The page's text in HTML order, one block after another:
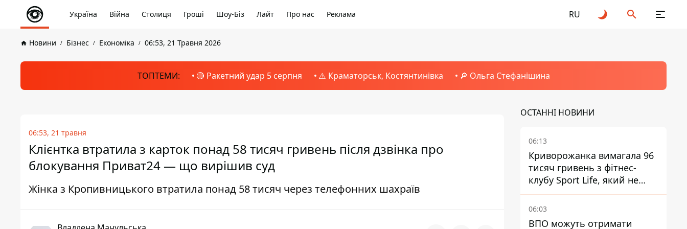
Україна Війна Столиця Гроші Шоу-Біз Лайт Про нас Реклама RU
Новини Бізнес Економіка 06:53, 21 Травня 2026
ТОПТЕМИ: 🔴 Ракетний удар 5 серпня ⚠️ Краматорськ, Костянтинівка 🔎 Ольга Стефанішина
06:53, 21 травня
Клієнтка втратила з карток понад 58 тисяч гривень після дзвінка про
блокування Приват24 — що вирішив суд
Жінка з Кропивницького втратила понад 58 тисяч через телефонних шахраїв
ОСТАННІ НОВИНИ
06:13
Криворожанка вимагала 96
тисяч гривень з фітнес-
клубу Sport Life, який не
пускав її до басейну без
медичної довідки - рішення
06:03
ВПО можуть отримати